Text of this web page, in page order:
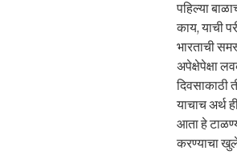
पहिल्या
काय, याची
भारताची
अपेक्षेपेक्षा
दिवसाकाठी
याचाच अर्थ
आता हे
करण्याचा